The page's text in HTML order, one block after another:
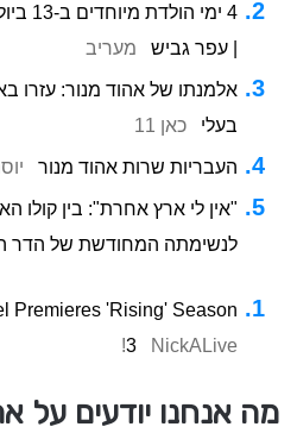
4 ימי
| עפר גביש
מעריב
אלמנתו של אהוד מנור: עזרו
בעלי
כאן 11
העבריות שרות אהוד מנור
"אין לי ארץ אחרת": בין קולו
לנשימתה המחודשת של הדר
Premieres 'Rising' Season
3
NickALive!
מה אנחנו יודעים על